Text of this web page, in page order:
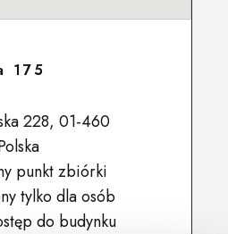
175
228, 01-460
punkt zbiórki
tylko dla osób
do budynku